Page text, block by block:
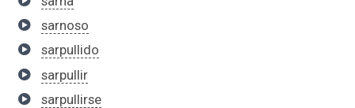
sarnoso
sarpullido
sarpullir
sarpullirse